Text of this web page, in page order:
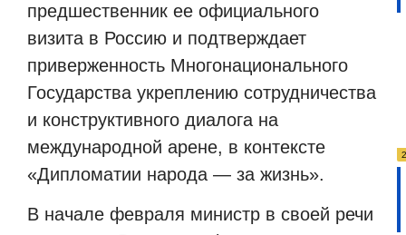
предшественник ее официального
визита в Россию и подтверждает
приверженность Многонационального
Государства укреплению сотрудничества
и конструктивного диалога на
международной арене, в контексте
«Дипломатии народа — за жизнь».
В начале февраля министр в своей речи